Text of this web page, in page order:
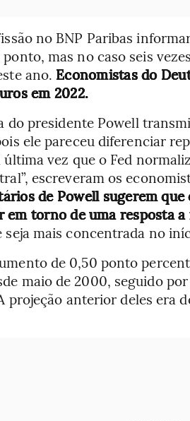
no BNP Paribas
mas no caso seis
ano. Economistas do
em 2022.
do presidente Powell
ele pareceu diferenciar
vez que o Fed
escreveram os
de Powell sugerem
em torno de uma resposta
mais concentrada no
de 0,50 ponto
maio de 2000, seguido
projeção anterior deles era